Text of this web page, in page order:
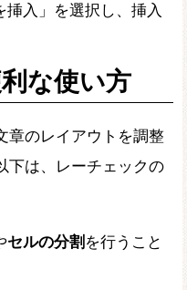
挿入」を選択し、挿入
な使い方
章のレイアウトを調整
下は、レーチェックの
セルの分割を行うこと